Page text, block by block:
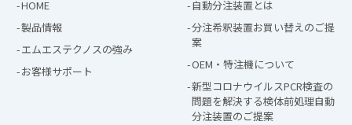
HOME
製品情報
エムエステクノスの強み
お客様サポート
自動分注装置とは
分注希釈装置お買い替えのご提
案
OEM・特注機について
新型コロナウイルスPCR検査の
問題を解決する検体前処理⾃動
分注装置のご提案